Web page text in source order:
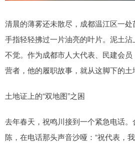
清晨的薄雾还未散尽，成都温江区一处
手指轻轻拂过一片油亮的叶片。泥土
不觉。作为成都市人大代表、民建会
营者，他的履职故事，就从这脚下的土
土地证上的“双地图”之困
去年春天，祝鸣川接到一个紧急电话
陈，在电话那头声音沙哑：“祝代表，